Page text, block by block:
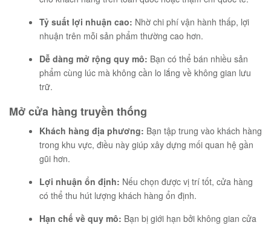
Tỷ suất lợi nhuận cao: Nhờ chi phí vận hành thấp, lợi
nhuận trên mỗi sản phẩm thường cao hơn.
Dễ dàng mở rộng quy mô: Bạn có thể bán nhiều sản
phẩm cùng lúc mà không cần lo lắng về không gian lưu
trữ.
Mở cửa hàng truyền thống
Khách hàng địa phương: Bạn tập trung vào khách hàng
trong khu vực, điều này giúp xây dựng mối quan hệ gần
gũi hơn.
Lợi nhuận ổn định: Nếu chọn được vị trí tốt, cửa hàng
có thể thu hút lượng khách hàng ổn định.
Hạn chế về quy mô: Bạn bị giới hạn bởi không gian cửa